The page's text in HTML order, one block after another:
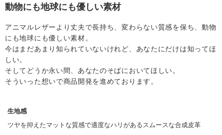
動物にも地球にも優しい素材
アニマルレザーより丈夫で長持ち、変わらない質感を保ち、動物
にも地球にも優しい素材。
今はまだあまり知られていないけれど、あなたにだけは知ってほ
しい。
そしてどうか永い間、あなたのそばにおいてほしい。
そういった想いで商品開発を進めております。
生地感
ツヤを抑えたマットな質感で適度なハリがあるスムースな合成皮革